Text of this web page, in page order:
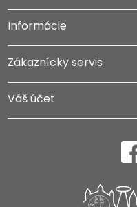
Informácie
Zákaznícky servis
Váš účet